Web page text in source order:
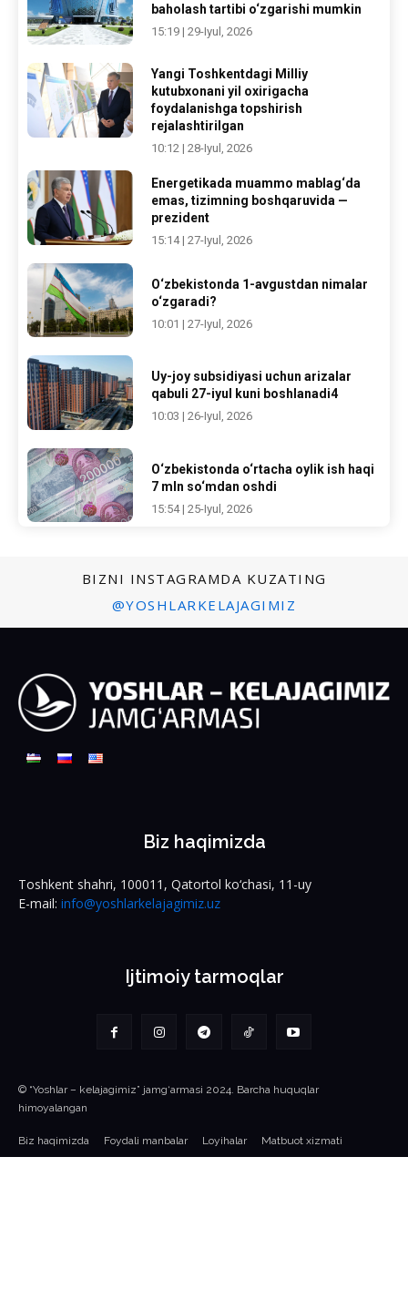
baholash tartibi o‘zgarishi mumkin
15:19 | 29-Iyul, 2026
Yangi Toshkentdagi Milliy
kutubxonani yil oxirigacha
foydalanishga topshirish
rejalashtirilgan
10:12 | 28-Iyul, 2026
Energetikada muammo mablag‘da
emas, tizimning boshqaruvida —
prezident
15:14 | 27-Iyul, 2026
O‘zbekistonda 1-avgustdan nimalar
o‘zgaradi?
10:01 | 27-Iyul, 2026
Uy-joy subsidiyasi uchun arizalar
qabuli 27-iyul kuni boshlanadi4
10:03 | 26-Iyul, 2026
O‘zbekistonda o‘rtacha oylik ish haqi
7 mln so‘mdan oshdi
15:54 | 25-Iyul, 2026
BIZNI INSTAGRAMDA KUZATING
@YOSHLARKELAJAGIMIZ
Biz haqimizda
Toshkent shahri, 100011, Qatortol ko‘chasi, 11-uy
E-mail: info@yoshlarkelajagimiz.uz
Ijtimoiy tarmoqlar
© “Yoshlar – kelajagimiz” jamg‘armasi 2024. Barcha huquqlar
himoyalangan
Biz haqimizda Foydali manbalar Loyihalar Matbuot xizmati